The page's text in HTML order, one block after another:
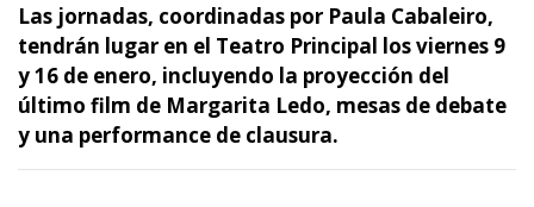
Las jornadas, coordinadas por Paula Cabaleiro,
tendrán lugar en el Teatro Principal los viernes 9
y 16 de enero, incluyendo la proyección del
último film de Margarita Ledo, mesas de debate
y una performance de clausura.